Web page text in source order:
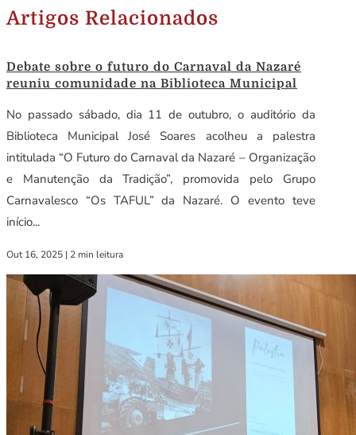
Artigos Relacionados
Debate sobre o futuro do Carnaval da Nazaré
reuniu comunidade na Biblioteca Municipal
No passado sábado, dia 11 de outubro, o auditório da
Biblioteca Municipal José Soares acolheu a palestra
intitulada “O Futuro do Carnaval da Nazaré – Organização
e Manutenção da Tradição”, promovida pelo Grupo
Carnavalesco “Os TAFUL” da Nazaré. O evento teve
início...
Out 16, 2025 | 2 min leitura